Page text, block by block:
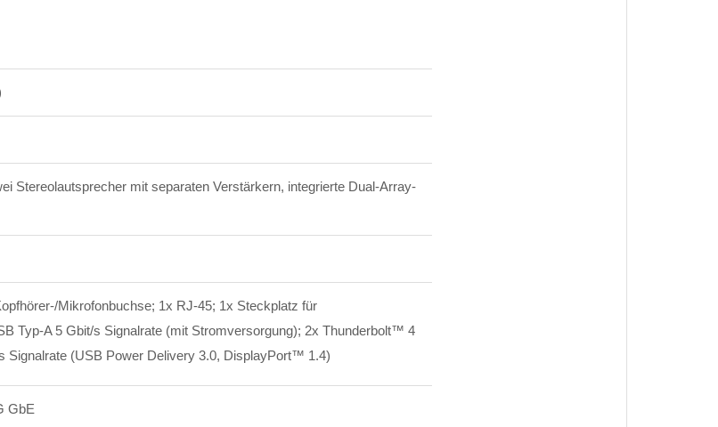
Stereolautsprecher mit separaten Verstärkern, integrierte Dual-Array-
Mikrofonbuchse; 1x RJ-45; 1x Steckplatz für
Typ-A 5 Gbit/s Signalrate (mit Stromversorgung); 2x Thunderbolt™ 4
Signalrate (USB Power Delivery 3.0, DisplayPort™ 1.4)
GbE